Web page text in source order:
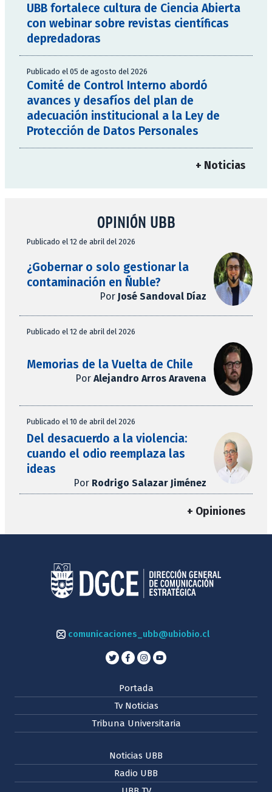
UBB fortalece cultura de Ciencia Abierta
con webinar sobre revistas científicas
depredadoras
Publicado el 05 de agosto del 2026
Comité de Control Interno abordó
avances y desafíos del plan de
adecuación institucional a la Ley de
Protección de Datos Personales
+ Noticias
OPINIÓN UBB
Publicado el 12 de abril del 2026
¿Gobernar o solo gestionar la
contaminación en Ñuble?
Por José Sandoval Díaz
Publicado el 12 de abril del 2026
Memorias de la Vuelta de Chile
Por Alejandro Arros Aravena
Publicado el 10 de abril del 2026
Del desacuerdo a la violencia:
cuando el odio reemplaza las
ideas
Por Rodrigo Salazar Jiménez
+ Opiniones
comunicaciones_ubb@ubiobio.cl
Portada
Tv Noticias
Tribuna Universitaria
Noticias UBB
Radio UBB